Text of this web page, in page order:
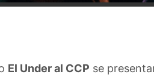
El Under al CCP se